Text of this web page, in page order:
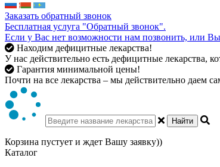
Заказать обратный звонок
Бесплатная услуга "Обратный звонок".
Если у Вас нет возможности нам позвонить, или
Находим дефицитные лекарства!
У нас действительно есть дефицитные лекарства,
Гарантия минимальной цены!
Почти на все лекарства – мы действительно даем
Найти
Корзина пустует и ждет Вашу заявку))
Каталог